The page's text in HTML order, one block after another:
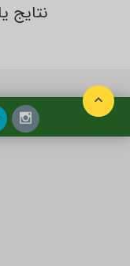
نتایج